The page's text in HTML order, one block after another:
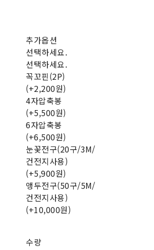
추가옵션
선택하세요.
선택하세요.
꼭꼬핀(2P)
(+2,200원)
4자압축봉
(+5,500원)
6자압축봉
(+6,500원)
눈꽃전구(20구/3M/
건전지사용)
(+5,900원)
앵두전구(50구/5M/
건전지사용)
(+10,000원)
수량